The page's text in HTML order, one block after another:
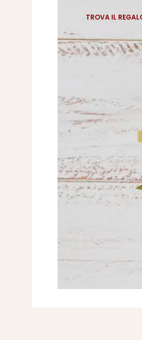
TROVA IL